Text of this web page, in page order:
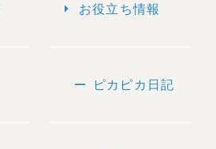
arrow_right お役立ち情報
remove ピカピカ日記